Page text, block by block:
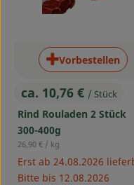
, Preis:
ca. 10,76 € / Stück
Rind Rouladen 2 Stück
300-400g
, Referenzpreis:
26,90 € / kg
Erst ab 24.08.2026
Bitte bis 12.08.2026
Vorbestellen